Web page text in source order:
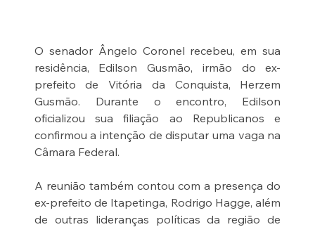
O senador Ângelo Coronel recebeu, em sua
residência, Edilson Gusmão, irmão do ex-
prefeito de Vitória da Conquista, Herzem
Gusmão. Durante o encontro, Edilson
oficializou sua filiação ao Republicanos e
confirmou a intenção de disputar uma vaga na
Câmara Federal.
A reunião também contou com a presença do
ex-prefeito de Itapetinga, Rodrigo Hagge, além
de outras lideranças políticas da região de